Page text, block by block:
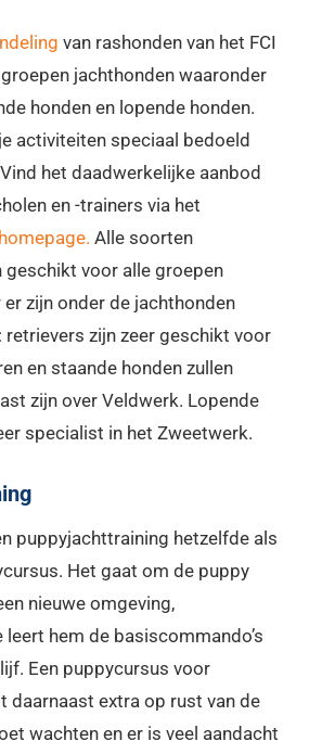
van rashonden van het FCI
jachthonden waaronder
honden en lopende honden.
activiteiten speciaal bedoeld
het daadwerkelijke aanbod
en -trainers via het
homepage. Alle soorten
geschikt voor alle groepen
zijn onder de jachthonden
zijn zeer geschikt voor
en staande honden zullen
zijn over Veldwerk. Lopende
specialist in het Zweetwerk.
puppyjachttraining hetzelfde als
Het gaat om de puppy
nieuwe omgeving,
hem de basiscommando’s
Een puppycursus voor
daarnaast extra op rust van de
wachten en er is veel aandacht